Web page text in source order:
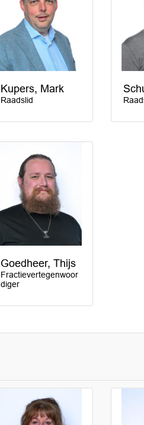
Kupers, Mark
Raadslid
Goedheer, Thijs
Fractievertegenwoor
diger